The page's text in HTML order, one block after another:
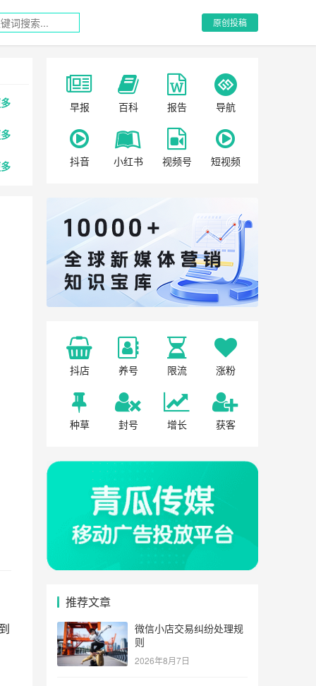
原创投稿
早报 百科 报告 导航
抖音 小红书 视频号 短视频
抖店 养号 限流 涨粉
种草 封号 增长 获客
推荐文章
微信小店交易纠纷处理规
则
2026年8月7日